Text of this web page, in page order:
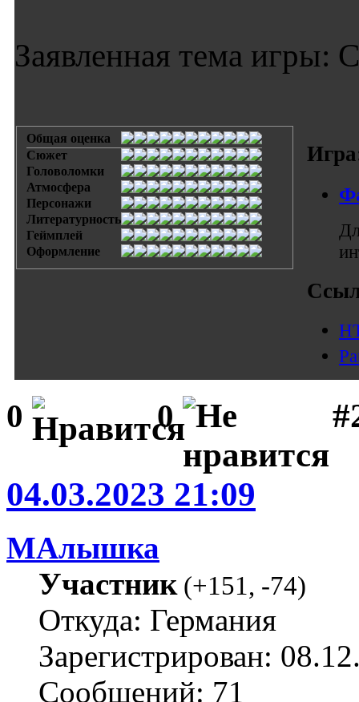
Заявленная тема игры:
Общая оценка
Сюжет
Головоломки
Атмосфера
Персонажи
Литературность
Геймплей
Оформление
0 0
04.03.2023 21:09
МАлышка
Участник(+151, -74)
Откуда: Германия
Зарегистрирован:
Сообщений: 71